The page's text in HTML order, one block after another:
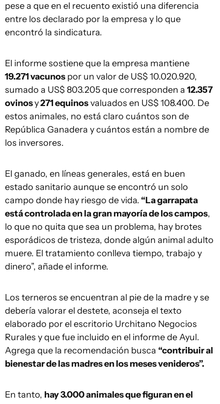
pese a que en el recuento existió una diferencia
entre los declarado por la empresa y lo que
encontró la sindicatura.
El informe sostiene que la empresa mantiene
19.271 vacunos por un valor de US$ 10.020.920,
sumado a US$ 803.205 que corresponden a 12.357
ovinosy271 equinosvaluados en US$ 108.400. De
estos animales, no está claro cuántos son de
República Ganadera y cuántos están a nombre de
los inversores.
El ganado, en líneas generales, está en buen
estado sanitario aunque se encontró un solo
campo donde hay riesgo de vida. “La garrapata
está controlada en la gran mayoría de los campos,
lo que no quita que sea un problema, hay brotes
esporádicos de tristeza, donde algún animal adulto
muere. El tratamiento conlleva tiempo, trabajo y
dinero”, añade el informe.
Los terneros se encuentran al pie de la madre y se
debería valorar el destete, aconseja el texto
elaborado por el escritorio Urchitano Negocios
Rurales y que fue incluido en el informe de Ayul.
Agrega que la recomendación busca “contribuir al
bienestar de las madres en los meses venideros”.
En tanto, hay 3.000 animales que figuran en el